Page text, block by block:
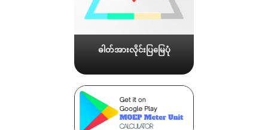
ဓါတ်အားလိုင်းပြမြေပုံ